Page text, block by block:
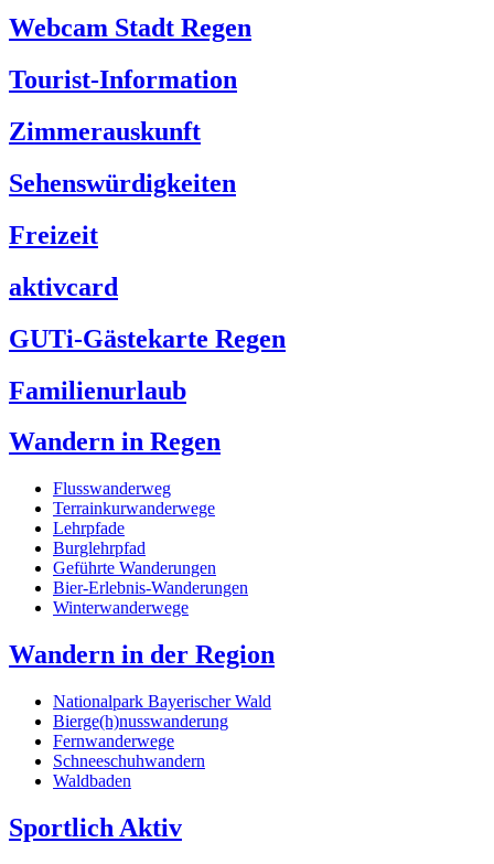
Webcam Stadt Regen
Tourist-Information
Zimmerauskunft
Sehenswürdigkeiten
Freizeit
aktivcard
GUTi-Gästekarte Regen
Familienurlaub
Wandern in Regen
Flusswanderweg
Terrainkurwanderwege
Lehrpfade
Burglehrpfad
Geführte Wanderungen
Bier-Erlebnis-Wanderungen
Winterwanderwege
Wandern in der Region
Nationalpark Bayerischer Wald
Bierge(h)nusswanderung
Fernwanderwege
Schneeschuhwandern
Waldbaden
Sportlich Aktiv